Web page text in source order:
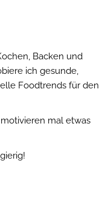
Backen und
ich gesunde,
Foodtrends für den
mal etwas